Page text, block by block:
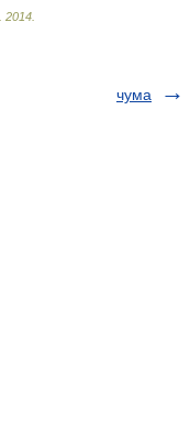
2014
чума